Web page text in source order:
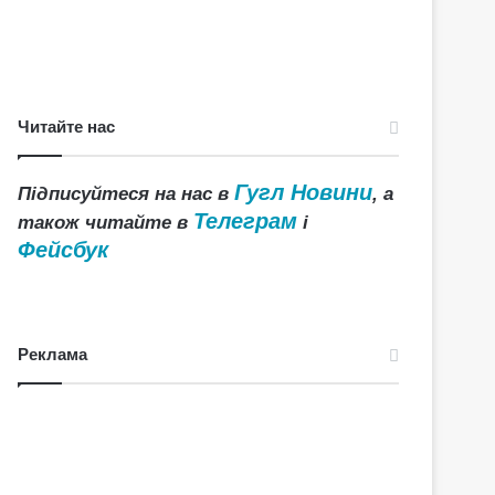
Читайте нас
Підписуйтеся на нас вГугл Новини, а
також читайте в Телеграм і
Фейсбук
Реклама